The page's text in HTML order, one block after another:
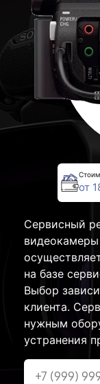
от
Сервисный
видеокамеры
на базе
Выбор
клиента.
нужным
устранения